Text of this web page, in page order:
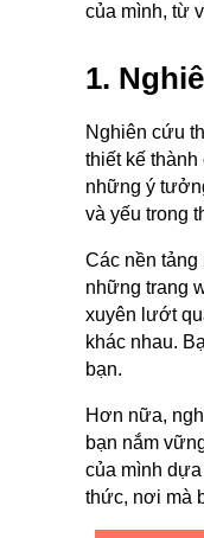
của mình, từ
1.
Nghiên cứu
thiết kế
những ý
và yếu trong
Các nền tảng
những trang
xuyên lướt
khác nhau.
bạn.
Hơn nữa,
bạn nắm
của mình
thức, nơi mà